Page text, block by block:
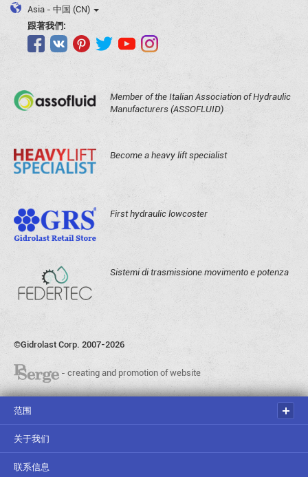
Asia - 中国 (CN)
跟著我們:
Member of the Italian Association of Hydraulic
Manufacturers (ASSOFLUID)
Become a heavy lift specialist
First hydraulic lowcoster
Sistemi di trasmissione movimento e potenza
©Gidrolast Corp. 2007-2026
- creating and promotion of website
范围
关于我们
联系信息